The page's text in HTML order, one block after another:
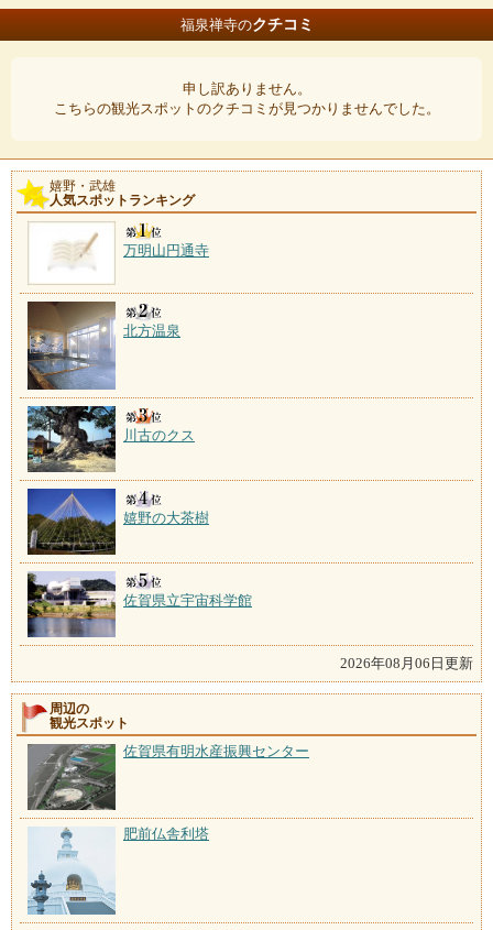
福泉禅寺のクチコミ
申し訳ありません。
こちらの観光スポットのクチコミが見つかりませんでした。
嬉野・武雄
人気スポットランキング
万明山円通寺
北方温泉
川古のクス
嬉野の大茶樹
佐賀県立宇宙科学館
2026年08月06日更新
周辺の
観光スポット
佐賀県有明水産振興センター
肥前仏舎利塔